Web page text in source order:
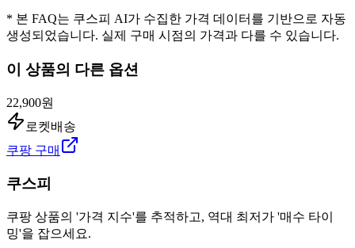
* 본 FAQ는 쿠스피 AI가 수집한 가격 데이터를 기반으로 자동
생성되었습니다. 실제 구매 시점의 가격과 다를 수 있습니다.
이 상품의 다른 옵션
22,900원
로켓배송
쿠팡 구매
쿠스피
쿠팡 상품의 '가격 지수'를 추적하고, 역대 최저가 '매수 타이
밍'을 잡으세요.